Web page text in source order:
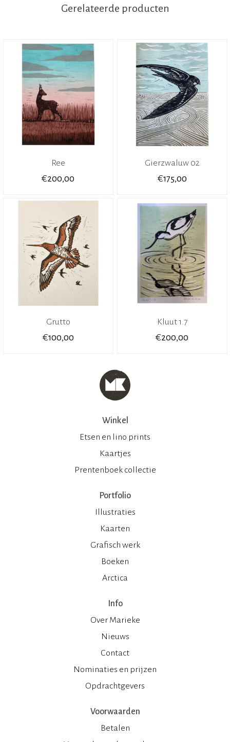
Gerelateerde producten
Ree
€200,00
Gierzwaluw 02
€175,00
Grutto
€100,00
Kluut 1.7
€200,00
Winkel
Etsen en lino prints
Kaartjes
Prentenboek collectie
Portfolio
Illustraties
Kaarten
Grafisch werk
Boeken
Arctica
Info
Over Marieke
Nieuws
Contact
Nominaties en prijzen
Opdrachtgevers
Voorwaarden
Betalen